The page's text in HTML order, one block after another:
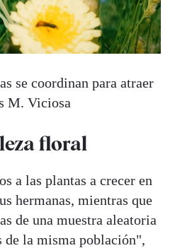
se coordinan para atraer
M. Viciosa
floral
a las plantas a crecer en
hermanas, mientras que
de una muestra aleatoria
de la misma población",